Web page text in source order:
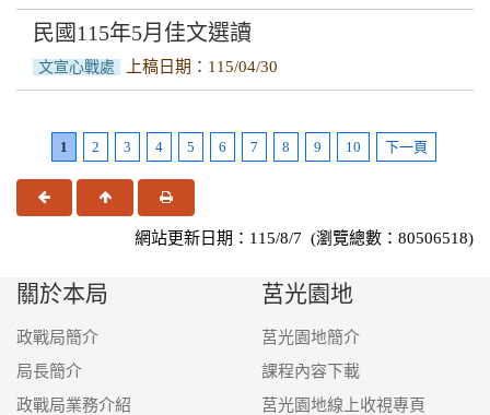
民國115年5月佳文選讀
文宣心戰處 上稿日期：115/04/30
1 2 3 4 5 6 7 8 9 10 下一頁
上一頁 回頂端 友善列印
網站更新日期：115/8/7 (瀏覽總數：80506518)
關於本局
政戰局簡介
局長簡介
政戰局業務介紹
莒光園地
莒光園地簡介
課程內容下載
莒光園地線上收視專頁